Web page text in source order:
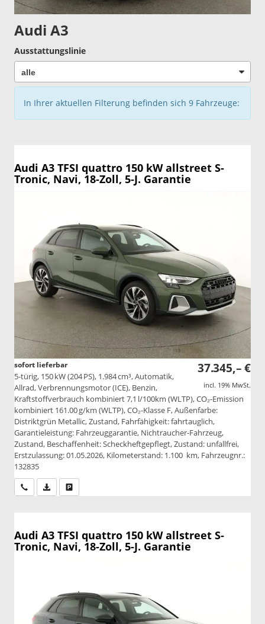
Audi A3
Ausstattungslinie
In Ihrer aktuellen Filterung befinden sich 9 Fahrzeuge:
Audi A3 TFSI quattro 150 kW allstreet S-
Tronic, Navi, 18-Zoll, 5-J. Garantie
37.345,– €
incl. 19% MwSt.
sofort lieferbar
5-türig, 150 kW (204 PS), 1.984 cm³, Automatik,
Allrad, Verbrennungsmotor (ICE), Benzin,
Kraftstoffverbrauch kombiniert 7,1 l/100km (WLTP), CO₂-Emission
kombiniert 161.00 g/km (WLTP), CO₂-Klasse F, Außenfarbe:
Distriktgrün Metallic, Zustand, Fahrfähigkeit: fahrtauglich,
Garantieleistung: Fahrzeuggarantie, Nichtraucher-Fahrzeug,
Zustand, Beschaffenheit: Scheckheftgepflegt, Zustand: unfallfrei,
Erstzulassung: 01.05.2026, Kilometerstand: 1.100 km, Fahrzeugnr.:
132835
Wir rufen Sie anPDF-Datei, Fahrzeugexposé drucken
Audi A3 TFSI quattro 150 kW allstreet S-
Tronic, Navi, 18-Zoll, 5-J. Garantie